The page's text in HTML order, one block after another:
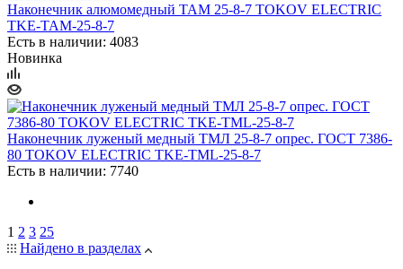
Наконечник алюмомедный ТАМ 25-8-7 TOKOV ELECTRIC
TKE-TAM-25-8-7
Есть в наличии: 4083
Новинка
Наконечник луженый медный ТМЛ 25-8-7 опрес. ГОСТ 7386-
80 TOKOV ELECTRIC TKE-TML-25-8-7
Есть в наличии: 7740
1 2 3 25
Найдено в разделах